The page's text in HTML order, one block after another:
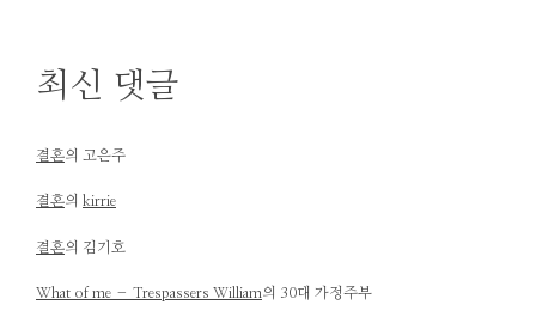
최신 댓글
결혼의 고은주
결혼의 kirrie
결혼의 김기호
What of me – Trespassers William의 30대 가정주부